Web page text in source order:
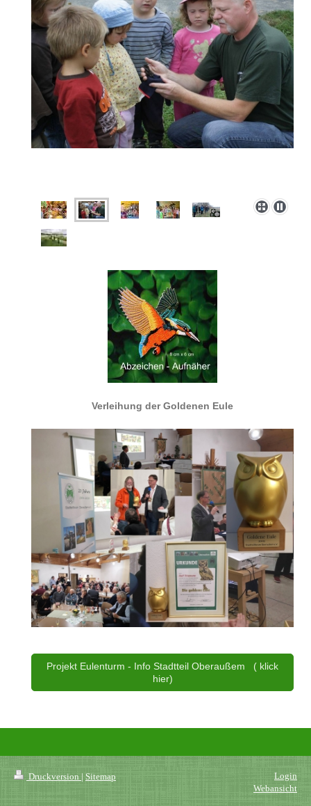
Verleihung der Goldenen Eule
Projekt Eulenturm - Info Stadtteil Oberaußem ( klick
hier)
Druckversion | Sitemap
Login
Webansicht